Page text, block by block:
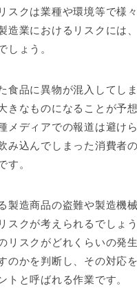
スクは業種や環境等で様
造業におけるリスクには
しょう。
食品に異物が混入してしま
きなものになることが予想
メディアでの報道は避け
み込んでしまった消費者
す。
製造商品の盗難や製造機
スクが考えられるでしょ
リスクがどれくらいの発
のかを判断し、その対応
トと呼ばれる作業です。